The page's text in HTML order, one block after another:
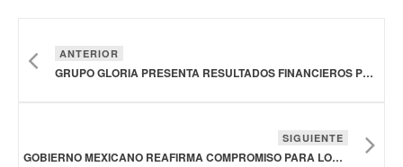
ANTERIOR
GRUPO GLORIA PRESENTA RESULTADOS FINANCIEROS POSITIVOS EN EL SEGUNDO TRIMESTRE DE 2025
SIGUIENTE
GOBIERNO MEXICANO REAFIRMA COMPROMISO PARA LOGRAR AUTOSUFICIENCIA ALIMENTARIA EN MAÍZ, FRIJOL, ARROZ Y LECHE